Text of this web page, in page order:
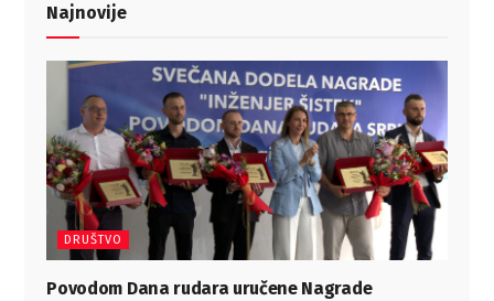
Najnovije
DRUŠTVO
Povodom Dana rudara uručene Nagrade